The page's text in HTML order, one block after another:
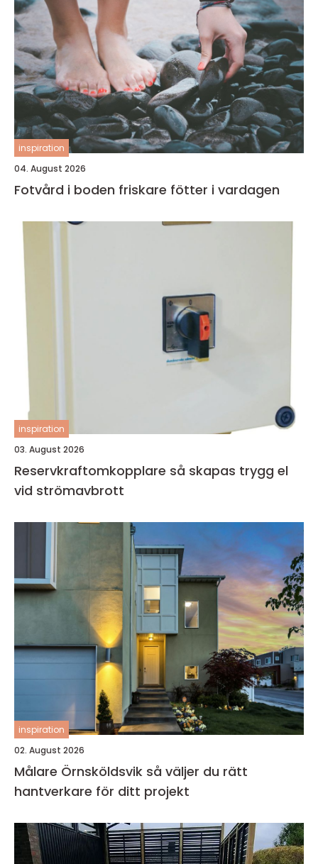
inspiration
04. August 2026
Fotvård i boden friskare fötter i vardagen
inspiration
03. August 2026
Reservkraftomkopplare så skapas trygg el
vid strömavbrott
inspiration
02. August 2026
Målare Örnsköldsvik så väljer du rätt
hantverkare för ditt projekt